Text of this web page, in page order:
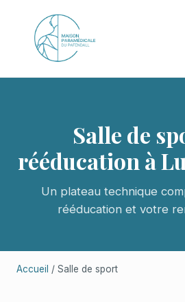
Salle de
rééducation à
Un plateau technique
rééducation et votre
Accueil / Salle de sport